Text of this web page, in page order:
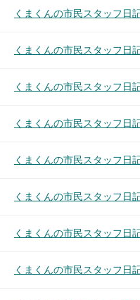
くまくんの市民スタッフ日
くまくんの市民スタッフ日
くまくんの市民スタッフ
くまくんの市民スタッフ日
くまくんの市民スタッフ日
くまくんの市民スタッフ日
くまくんの市民スタッフ
くまくんの市民スタッフ